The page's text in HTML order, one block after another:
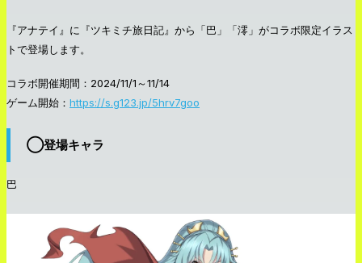
『アナテイ』に『ツキミチ旅日記』から「巴」「澪」がコラボ限定イラス
トで登場します。
コラボ開催期間：2024/11/1～11/14
ゲーム開始： https://s.g123.jp/5hrv7goo
◯登場キャラ
巴